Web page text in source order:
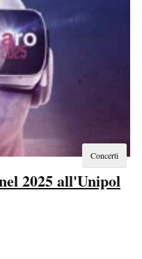
Concerti
2025 all'Unipol